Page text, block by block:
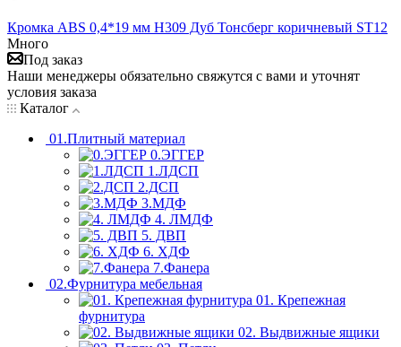
Кромка ABS 0,4*19 мм H309 Дуб Тонсберг коричневый ST12
Много
Под заказ
Наши менеджеры обязательно свяжутся с вами и уточнят
условия заказа
Каталог
01.Плитный материал
0.ЭГГЕР
1.ЛДСП
2.ДСП
3.МДФ
4. ЛМДФ
5. ДВП
6. ХДФ
7.Фанера
02.Фурнитура мебельная
01. Крепежная
фурнитура
02. Выдвижные ящики